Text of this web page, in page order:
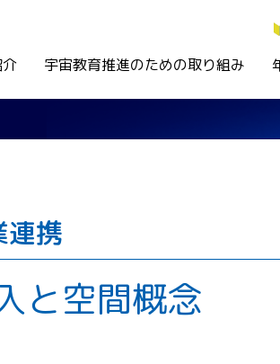
宇宙教育推進のための取り組み
連携
と空間概念